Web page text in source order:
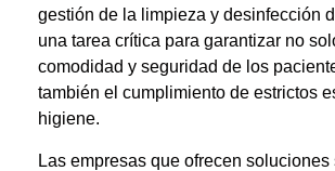
gestión de la limpieza y desinfección
una tarea crítica para garantizar no
comodidad y seguridad de los
también el cumplimiento de estrictos
higiene.
Las empresas que ofrecen soluciones